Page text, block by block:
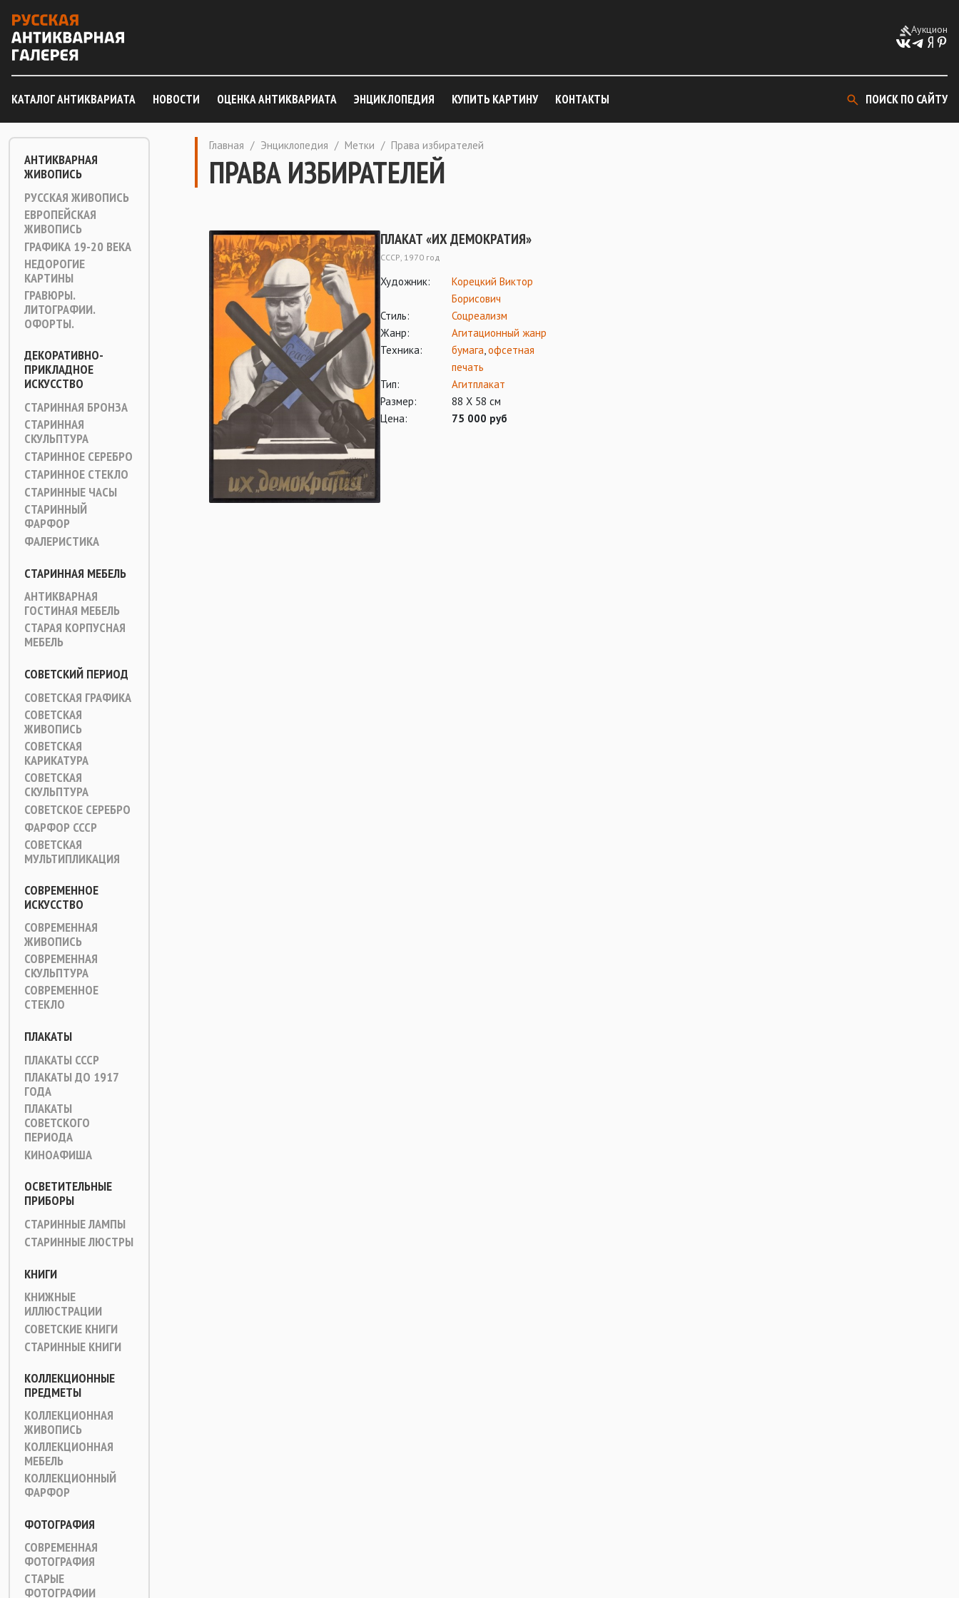
Аукцион
КАТАЛОГ АНТИКВАРИАТА НОВОСТИ ОЦЕНКА АНТИКВАРИАТА ЭНЦИКЛОПЕДИЯ КУПИТЬ КАРТИНУ КОНТАКТЫ ПОИСК ПО САЙТУ
АНТИКВАРНАЯ
ЖИВОПИСЬ
РУССКАЯ ЖИВОПИСЬ
ЕВРОПЕЙСКАЯ
ЖИВОПИСЬ
ГРАФИКА 19-20 ВЕКА
НЕДОРОГИЕ
КАРТИНЫ
ГРАВЮРЫ.
ЛИТОГРАФИИ.
ОФОРТЫ.
ДЕКОРАТИВНО-
ПРИКЛАДНОЕ
ИСКУССТВО
СТАРИННАЯ БРОНЗА
СТАРИННАЯ
СКУЛЬПТУРА
СТАРИННОЕ СЕРЕБРО
СТАРИННОЕ СТЕКЛО
СТАРИННЫЕ ЧАСЫ
СТАРИННЫЙ
ФАРФОР
ФАЛЕРИСТИКА
СТАРИННАЯ МЕБЕЛЬ
АНТИКВАРНАЯ
ГОСТИНАЯ МЕБЕЛЬ
СТАРАЯ КОРПУСНАЯ
МЕБЕЛЬ
СОВЕТСКИЙ ПЕРИОД
СОВЕТСКАЯ ГРАФИКА
СОВЕТСКАЯ
ЖИВОПИСЬ
СОВЕТСКАЯ
КАРИКАТУРА
СОВЕТСКАЯ
СКУЛЬПТУРА
СОВЕТСКОЕ СЕРЕБРО
ФАРФОР СССР
СОВЕТСКАЯ
МУЛЬТИПЛИКАЦИЯ
СОВРЕМЕННОЕ
ИСКУССТВО
СОВРЕМЕННАЯ
ЖИВОПИСЬ
СОВРЕМЕННАЯ
СКУЛЬПТУРА
СОВРЕМЕННОЕ
СТЕКЛО
ПЛАКАТЫ
ПЛАКАТЫ СССР
ПЛАКАТЫ ДО 1917
ГОДА
ПЛАКАТЫ
СОВЕТСКОГО
ПЕРИОДА
КИНОАФИША
ОСВЕТИТЕЛЬНЫЕ
ПРИБОРЫ
СТАРИННЫЕ ЛАМПЫ
СТАРИННЫЕ ЛЮСТРЫ
КНИГИ
КНИЖНЫЕ
ИЛЛЮСТРАЦИИ
СОВЕТСКИЕ КНИГИ
СТАРИННЫЕ КНИГИ
КОЛЛЕКЦИОННЫЕ
ПРЕДМЕТЫ
КОЛЛЕКЦИОННАЯ
ЖИВОПИСЬ
КОЛЛЕКЦИОННАЯ
МЕБЕЛЬ
КОЛЛЕКЦИОННЫЙ
ФАРФОР
ФОТОГРАФИЯ
СОВРЕМЕННАЯ
ФОТОГРАФИЯ
СТАРЫЕ
ФОТОГРАФИИ
Главная / Энциклопедия / Метки / Права избирателей
ПРАВА ИЗБИРАТЕЛЕЙ
ПЛАКАТ «ИХ ДЕМОКРАТИЯ»
СССР, 1970 год
Художник:
Корецкий Виктор
Борисович
Стиль:
Соцреализм
Жанр:
Агитационный жанр
Техника:
бумага,офсетная
печать
Тип:
Агитплакат
Размер:
88 Х 58 см
Цена:
75 000 руб